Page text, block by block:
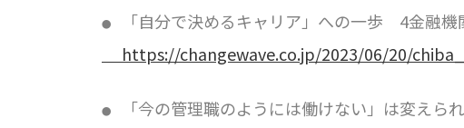
●
「自分で決めるキャリア」への一歩 4金融機
https://changewave.co.jp/2023/06/20/
●
「今の管理職のようには働けない」は変えら